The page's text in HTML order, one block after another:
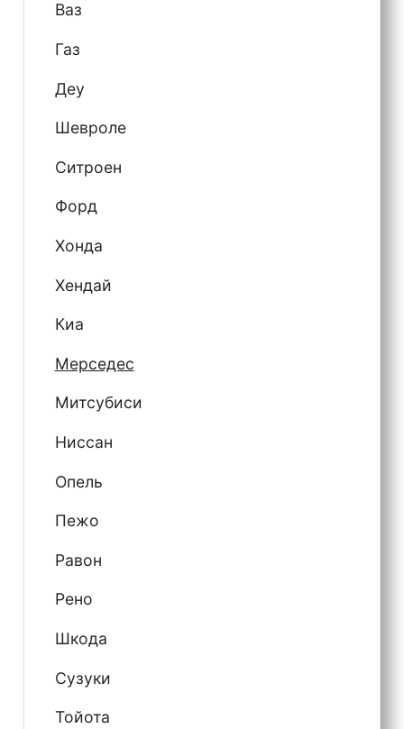
Ваз
Газ
Деу
Шевроле
Ситроен
Форд
Хонда
Хендай
Киа
Мерседес
Митсубиси
Ниссан
Опель
Пежо
Равон
Рено
Шкода
Сузуки
Тойота